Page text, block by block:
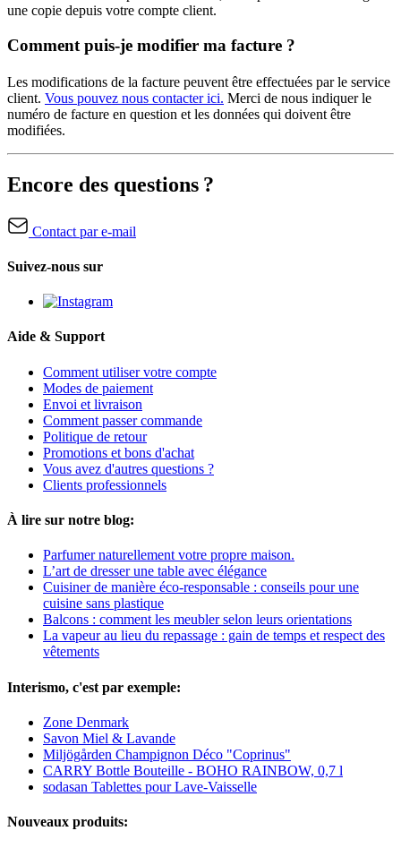
une copie depuis votre compte client.
Comment puis-je modifier ma facture ?
Les modifications de la facture peuvent être effectuées par le service
client. Vous pouvez nous contacter ici. Merci de nous indiquer le
numéro de facture en question et les données qui doivent être
modifiées.
Encore des questions ?
Contact par e-mail
Suivez-nous sur
Aide & Support
Comment utiliser votre compte
Modes de paiement
Envoi et livraison
Comment passer commande
Politique de retour
Promotions et bons d'achat
Vous avez d'autres questions ?
Clients professionnels
À lire sur notre blog:
Parfumer naturellement votre propre maison.
L’art de dresser une table avec élégance
Cuisiner de manière éco-responsable : conseils pour une
cuisine sans plastique
Balcons : comment les meubler selon leurs orientations
La vapeur au lieu du repassage : gain de temps et respect des
vêtements
Interismo, c'est par exemple:
Zone Denmark
Savon Miel & Lavande
Miljögården Champignon Déco "Coprinus"
CARRY Bottle Bouteille - BOHO RAINBOW, 0,7 l
sodasan Tablettes pour Lave-Vaisselle
Nouveaux produits: